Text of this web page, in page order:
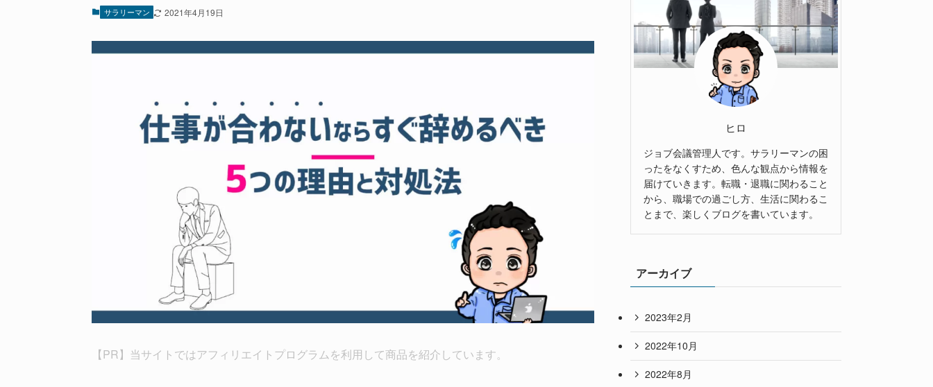
サラリーマン 2021年4月19日
【PR】当サイトではアフィリエイトプログラムを利用して商品を紹介しています。
ヒロ
ジョブ会議管理人です。サラリーマンの困
ったをなくすため、色んな観点から情報を
届けていきます。転職・退職に関わること
から、職場での過ごし方、生活に関わるこ
とまで、楽しくブログを書いています。
アーカイブ
2023年2月
2022年10月
2022年8月